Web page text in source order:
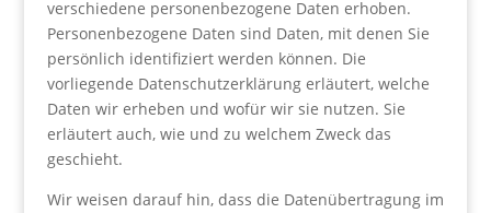
verschiedene personenbezogene Daten erhoben.
Personenbezogene Daten sind Daten, mit denen Sie
persönlich identifiziert werden können. Die
vorliegende Datenschutzerklärung erläutert, welche
Daten wir erheben und wofür wir sie nutzen. Sie
erläutert auch, wie und zu welchem Zweck das
geschieht.
Wir weisen darauf hin, dass die Datenübertragung im